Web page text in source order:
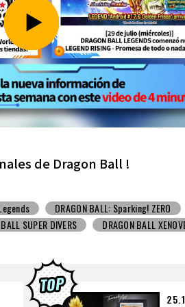
de Dragon Ball !
con juguete V Jump
DBSCG
BALL XENOVERSE ３
Los dibujos de Toyotarou
BANDAI